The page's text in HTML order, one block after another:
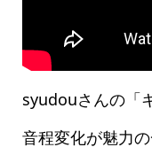
syudouさんの「
音程変化が魅力の